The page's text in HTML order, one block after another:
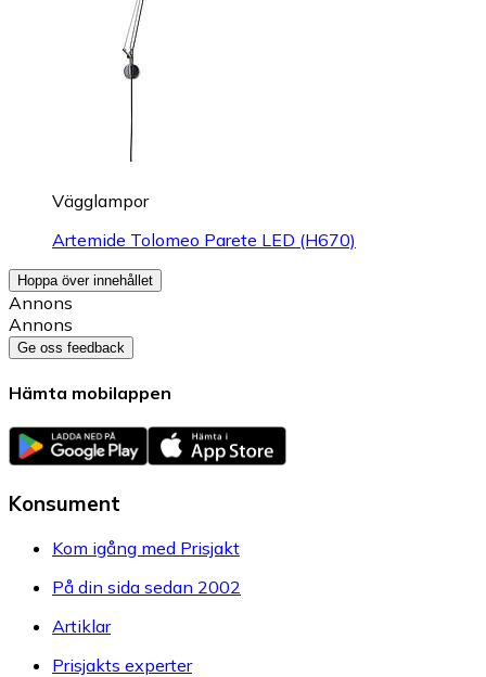
Vägglampor
Artemide Tolomeo Parete LED (H670)
Hoppa över innehållet
Annons
Annons
Ge oss feedback
Hämta mobilappen
Konsument
Kom igång med Prisjakt
På din sida sedan 2002
Artiklar
Prisjakts experter